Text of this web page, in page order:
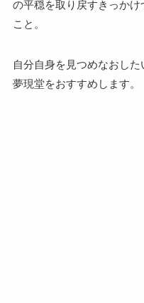
の平穏を取り戻すきっか
こと。
自分自身を見つめなおし
夢現堂をおすすめします。